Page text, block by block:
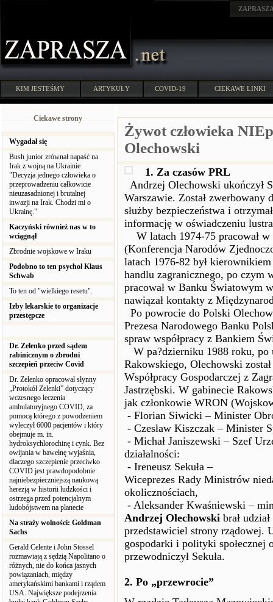
KIM JESTEŚMY ARTYKUŁY COVID-19 CIEKAWE LINKI
Ciekawe strony
Wygadał się
Bush junior zrównał napaść na
Irak z wojną na Ukrainie
"Decyzja jednego człowieka o
przeprowadzeniu całkowicie
nieuzasadnionej i brutalnej
inwazji na Irak. Chodzi mi o
Ukrainę."
Kaczyński również nas w to
wciągnął
Zbrodnie wojskowe w Iraku
Podobno to ten psychol Klaus
Schwab
To ten od "wielkiego resetu".
Izby lekarskie to organizacje
przestępcze
Dr. Zelenko przed sądem
rabinicznym o zbrodni
szczepień przeciw Covid
Dr. Zelenko opracował słynny
„Protokół Zelenki” dotyczący
wczesnego leczenia
ambulatoryjnego COVID, za
pomocą którego z powodzeniem
wyleczył 6000 pacjentów i który
obejmuje m. in.
hydroksychlorochinę i cynk. Bez
owijania w bawełnę wyjaśnia,
dlaczego szczepienie przeciwko
COVID jest prawdopodobnie
najniebezpieczniejszą naukową
herezją w historii ludzkości i
ostrzega przed potencjalnym
ludobójstwem na planecie
Na straży wolności: Goldman
Sachs
Gerald Celente i John Stossel
rozmawiają z sędzią Napolitano o
różnych, nie do końca jasnych
powiązaniach, między
amerykańskimi bankami i rządem
USA. Największe podejrzenia
Żywot człowieka
Olechowski
1. Za czasów PRL
Andrzej Olechowski ukończył
Warszawie. Został zwerbowany
służby bezpieczeństwa i
informację w oświadczeniu
W latach 1974-75 pracował
(Konferencja Narodów
latach 1976-82 był
handlu zagranicznego, po czym
pracował w Banku Światowym
nawiązał kontakty z
Po powrocie do Polski
Prezesa Narodowego Banku
spraw współpracy z Bankiem
W pa?dzierniku 1988 roku, po
Rakowskiego, Olechowski
Współpracy Gospodarczej z
Jastrzębski. W gabinecie
jak członkowie WRON
- Florian Siwicki – Minister
- Czesław Kiszczak – Minister
- Michał Janiszewski – Szef
działalności:
- Ireneusz Sekuła –
Wiceprezes Rady Ministrów
okolicznościach,
- Aleksander Kwaśniewski –
Andrzej Olechowski brał
przedstawiciel strony rządowej.
gospodarki i polityki społecznej
przewodniczył Sekuła.
2. Po „przewrocie”